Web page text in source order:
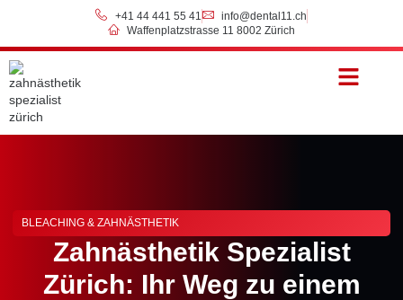
+41 44 441 55 41
info@dental11.ch
Waffenplatzstrasse 11 8002 Zürich
BLEACHING & ZAHNÄSTHETIK
Zahnästhetik Spezialist
Zürich: Ihr Weg zu einem